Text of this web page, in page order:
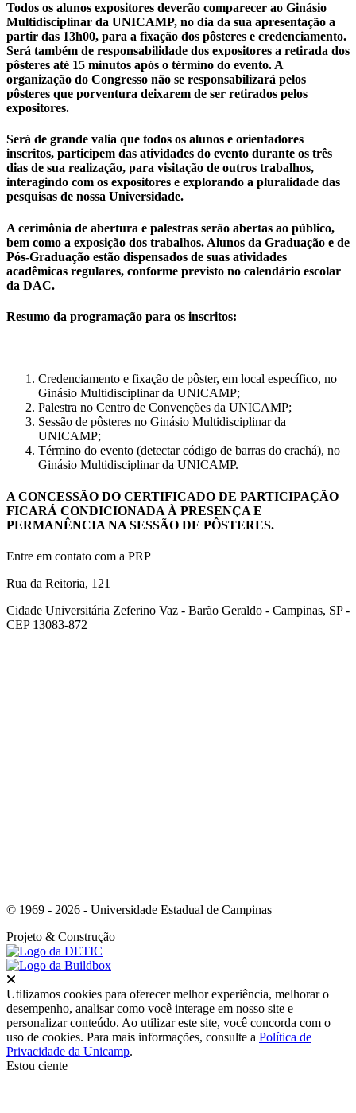
Todos os alunos expositores deverão comparecer ao Ginásio
Multidisciplinar da UNICAMP, no dia da sua apresentação a
partir das 13h00, para a fixação dos pôsteres e credenciamento.
Será também de responsabilidade dos expositores a retirada dos
pôsteres até 15 minutos após o término do evento. A
organização do Congresso não se responsabilizará pelos
pôsteres que porventura deixarem de ser retirados pelos
expositores.
Será de grande valia que todos os alunos e orientadores
inscritos, participem das atividades do evento durante os três
dias de sua realização, para visitação de outros trabalhos,
interagindo com os expositores e explorando a pluralidade das
pesquisas de nossa Universidade.
A cerimônia de abertura e palestras serão abertas ao público,
bem como a exposição dos trabalhos. Alunos da Graduação e de
Pós-Graduação estão dispensados de suas atividades
acadêmicas regulares, conforme previsto no calendário escolar
da DAC.
Resumo da programação para os inscritos:
Credenciamento e fixação de pôster, em local específico, no
Ginásio Multidisciplinar da UNICAMP;
Palestra no Centro de Convenções da UNICAMP;
Sessão de pôsteres no Ginásio Multidisciplinar da
UNICAMP;
Término do evento (detectar código de barras do crachá), no
Ginásio Multidisciplinar da UNICAMP.
A CONCESSÃO DO CERTIFICADO DE PARTICIPAÇÃO
FICARÁ CONDICIONADA À PRESENÇA E
PERMANÊNCIA NA SESSÃO DE PÔSTERES.
Entre em contato com a PRP
Rua da Reitoria, 121
Cidade Universitária Zeferino Vaz - Barão Geraldo - Campinas, SP -
CEP 13083-872
© 1969 - 2026 - Universidade Estadual de Campinas
Projeto & Construção
Utilizamos cookies para oferecer melhor experiência, melhorar o
desempenho, analisar como você interage em nosso site e
personalizar conteúdo. Ao utilizar este site, você concorda com o
uso de cookies. Para mais informações, consulte a Política de
Privacidade da Unicamp.
Estou ciente